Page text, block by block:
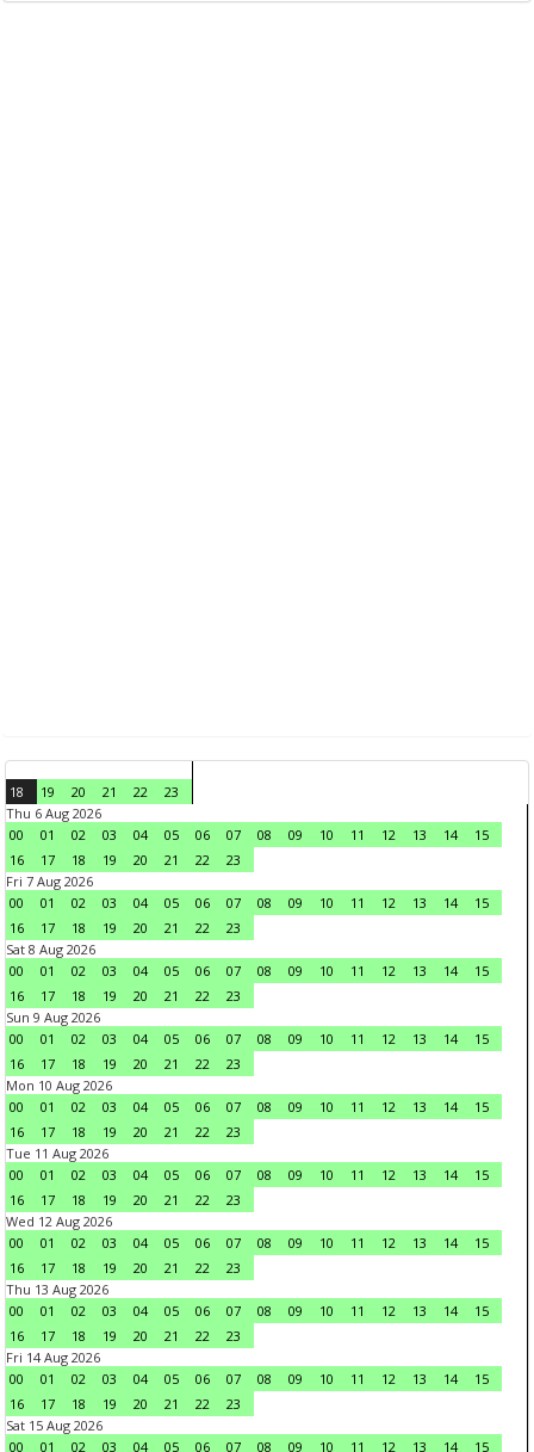
18 19 20 21 22
23
Thu 6 Aug 2026
00
01 02 03 04 05 06 07 08 09 10 11 12 13 14
15
16
17 18 19 20 21 22
23
Fri 7 Aug 2026
00
01 02 03 04 05 06 07 08 09 10 11 12 13 14
15
16
17 18 19 20 21 22
23
Sat 8 Aug 2026
00
01 02 03 04 05 06 07 08 09 10 11 12 13 14
15
16
17 18 19 20 21 22
23
Sun 9 Aug 2026
00
01 02 03 04 05 06 07 08 09 10 11 12 13 14
15
16
17 18 19 20 21 22
23
Mon 10 Aug 2026
00
01 02 03 04 05 06 07 08 09 10 11 12 13 14
15
16
17 18 19 20 21 22
23
Tue 11 Aug 2026
00
01 02 03 04 05 06 07 08 09 10 11 12 13 14
15
16
17 18 19 20 21 22
23
Wed 12 Aug 2026
00
01 02 03 04 05 06 07 08 09 10 11 12 13 14
15
16
17 18 19 20 21 22
23
Thu 13 Aug 2026
00
01 02 03 04 05 06 07 08 09 10 11 12 13 14
15
16
17 18 19 20 21 22
23
Fri 14 Aug 2026
00
01 02 03 04 05 06 07 08 09 10 11 12 13 14
15
16
17 18 19 20 21 22
23
Sat 15 Aug 2026
00
01 02 03 04 05 06 07 08 09 10 11 12 13 14 15